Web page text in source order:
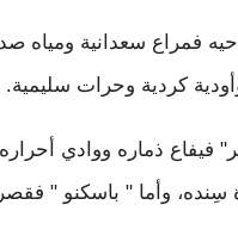
فمراع سعدانية ومياه
كردية وحرات سليمية.
فيفاع ذماره ووادي
سِنده، وأما " باسكنو "